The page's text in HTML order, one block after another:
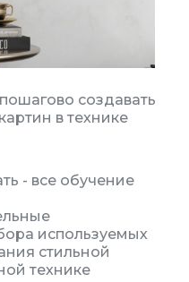
создавать
в технике
- все обучение
используемых
стильной
технике